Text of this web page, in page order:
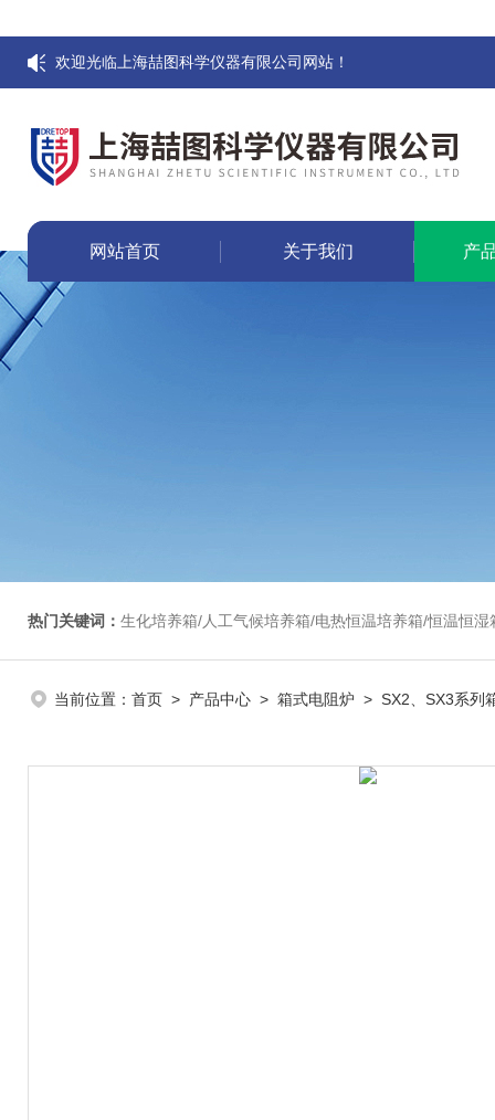
欢迎光临上海喆图科学仪器有限公司网站！
网站首页 关于我们 产
热门关键词： 生化培养箱/人工气候培养箱/电热恒温培养箱/恒温恒湿箱/光照培养箱/二氧化碳培养箱
当前位置： 首页 > 产品中心 > 箱式电阻炉 > SX2、SX3系列